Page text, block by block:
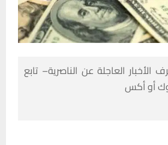
العاجلة عن الناصرية– تابع
أو أكس